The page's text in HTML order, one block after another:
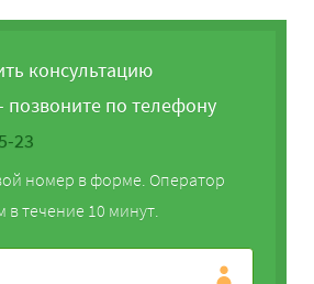
консультацию
позвоните по телефону
23
номер в форме. Оператор
течение 10 минут.